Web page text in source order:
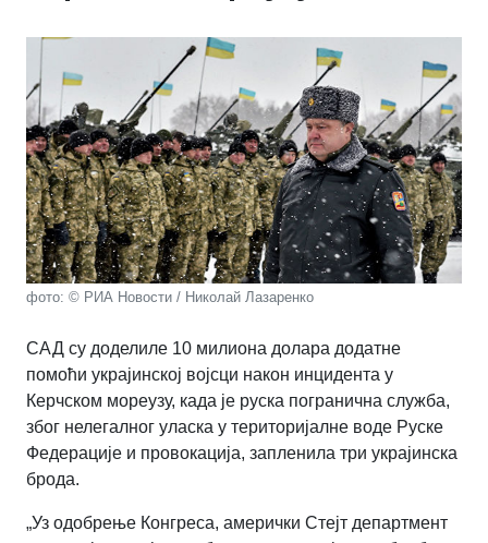
фото: © РИА Новости / Николай Лазаренко
САД су доделиле 10 милиона долара додатне
помоћи украјинској војсци након инцидента у
Керчском мореузу, када је руска погранична служба,
због нелегалног уласка у територијалне воде Руске
Федерације и провокација, запленила три украјинска
брода.
„Уз одобрење Конгреса, амерички Стејт департмент